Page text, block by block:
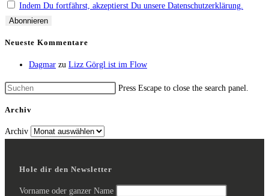
Indem Du fortfährst, akzeptierst Du unsere Datenschutzerklärung.
Neueste Kommentare
Dagmar zu Lizz Görgl ist im Flow
Press Escape to close the search panel.
Archiv
Archiv
Hole dir den Newsletter
Vorname oder ganzer Name